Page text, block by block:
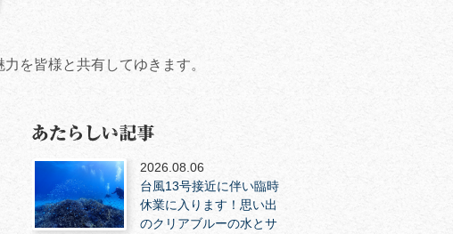
を皆様と共有してゆきます。
2026.08.06
台風13号接近に伴い臨時
休業に入ります！思い出
のクリアブルーの水とサ